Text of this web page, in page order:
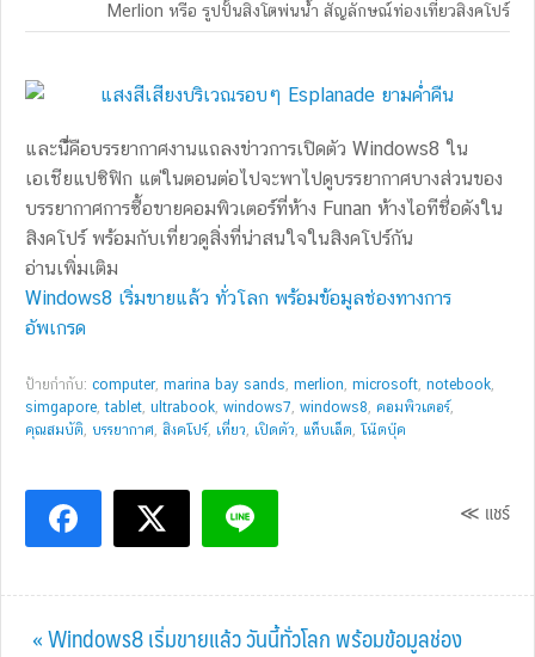
Merlion หรือ รูปปั้นสิงโตพ่นน้ำ สัญลักษณ์ท่องเที่ยวสิงคโปร์
และนี่้คือบรรยากาศงานแถลงข่าวการเปิดตัว Windows8 ใน
เอเชียแปซิฟิก แต่ในตอนต่อไปจะพาไปดูบรรยากาศบางส่วนของ
บรรยากาศการซื้อขายคอมพิวเตอร์ที่ห้าง Funan ห้างไอทีชื่อดังใน
สิงคโปร์ พร้อมกับเที่ยวดูสิ่งที่น่าสนใจในสิงคโปร์กัน
อ่านเพิ่มเติม
Windows8 เริ่มขายแล้ว ทั่วโลก พร้อมข้อมูลช่องทางการ
อัพเกรด
ป้ายกำกับ: computer, marina bay sands, merlion, microsoft, notebook,
simgapore,tablet, ultrabook, windows7, windows8, คอมพิวเตอร์,
คุณสมบัติ, บรรยากาศ, สิงคโปร์, เที่ยว, เปิดตัว, แท็บเล็ต, โน๊ตบุ๊ค
≪ แชร์
Previous
« Windows8 เริ่มขายแล้ว วันนี้ทั่วโลก พร้อมข้อมูลช่อง